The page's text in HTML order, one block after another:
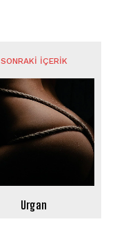
SONRAKI İÇERIK
Urgan